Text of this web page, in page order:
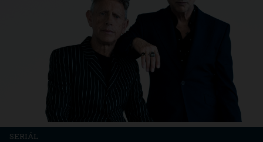
SERIÁL